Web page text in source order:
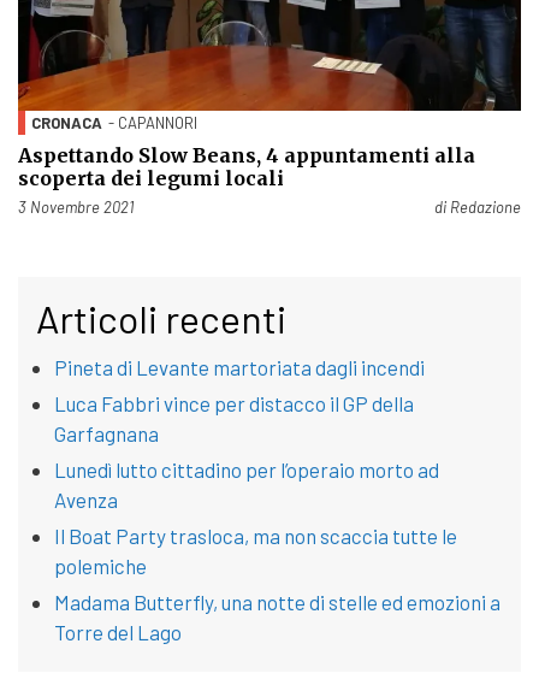
CRONACA - CAPANNORI
Aspettando Slow Beans, 4 appuntamenti alla
scoperta dei legumi locali
Pubblicato il
3 Novembre 2021 di Redazione
Articoli recenti
Pineta di Levante martoriata dagli incendi
Luca Fabbri vince per distacco il GP della
Garfagnana
Lunedì lutto cittadino per l’operaio morto ad
Avenza
Il Boat Party trasloca, ma non scaccia tutte le
polemiche
Madama Butterfly, una notte di stelle ed emozioni a
Torre del Lago